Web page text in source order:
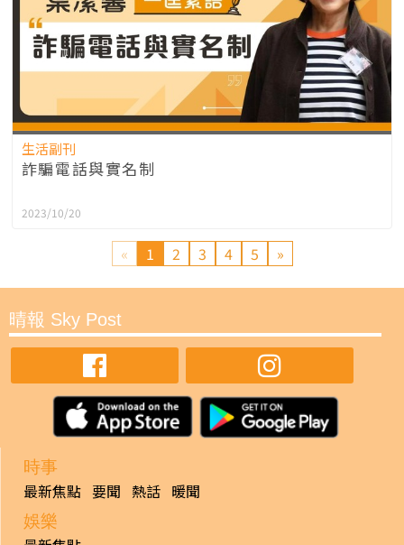
生活副刊
詐騙電話與實名制
2023/10/20
« 1 2 3 4 5 »
晴報 Sky Post
時事
最新焦點 要聞 熱話 暖聞
娛樂